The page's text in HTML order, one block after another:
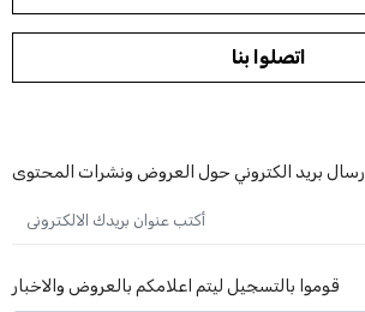
اتصلوا بنا
ارسال بريد الكتروني حول العروض ونشرات المحتوى
قوموا بالتسجيل ليتم اعلامكم بالعروض والاخبار